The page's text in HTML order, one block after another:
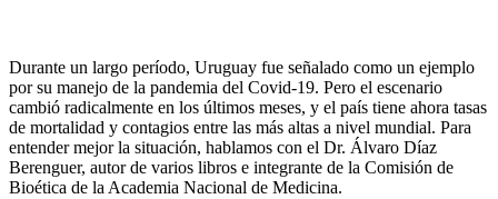
Durante un largo período, Uruguay fue señalado como un ejemplo
por su manejo de la pandemia del Covid-19. Pero el escenario
cambió radicalmente en los últimos meses, y el país tiene ahora tasas
de mortalidad y contagios entre las más altas a nivel mundial. Para
entender mejor la situación, hablamos con el Dr. Álvaro Díaz
Berenguer, autor de varios libros e integrante de la Comisión de
Bioética de la Academia Nacional de Medicina.